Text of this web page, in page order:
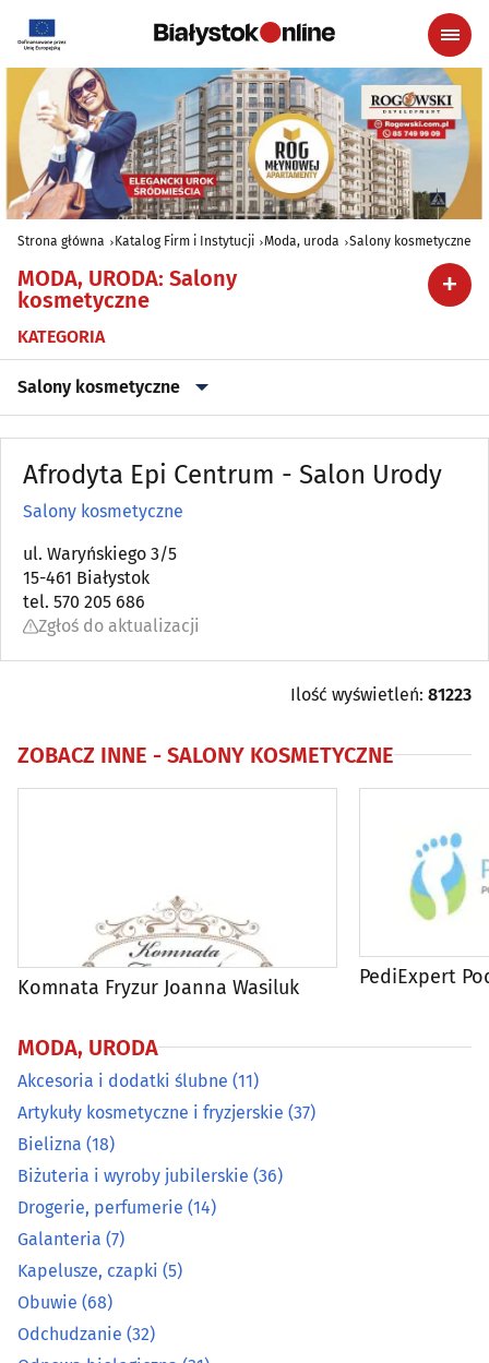
Strona główna Katalog Firm i Instytucji Moda, uroda Salony kosmetyczne
MODA, URODA: Salony
kosmetyczne
KATEGORIA
Salony kosmetyczne
Akcesoria i dodatki ślubne(11)
Bielizna(18)
Biżuteria i wyroby jubilerskie
Drogerie, perfumerie(14)
Odnowa biologiczna(31)
Odzież ciążowa(2)
Odzież dziecięca(18)
Odzież dżinsowa(9)
Odzież i konfekcja (81)
Odzież męska
Odzież używana(8)
Okulary i oprawy(42)
Afrodyta Epi Centrum - Salon Urody
Salony kosmetyczne
ul. Waryńskiego 3/5
15-461 Białystok
tel. 570 205 686
Zgłoś do aktualizacji
Ilość wyświetleń: 81223
ZOBACZ INNE - SALONY KOSMETYCZNE
Komnata Fryzur Joanna Wasiluk PediExpert
MODA, URODA
Akcesoria i dodatki ślubne (11)
Artykuły kosmetyczne i fryzjerskie (37)
Bielizna (18)
Biżuteria i wyroby jubilerskie (36)
Drogerie, perfumerie (14)
Galanteria (7)
Kapelusze, czapki (5)
Obuwie (68)
Odchudzanie (32)